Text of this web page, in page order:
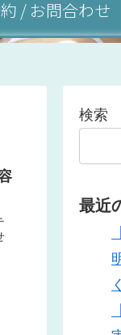
/ お問合わせ
検索
最近